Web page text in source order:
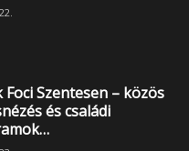
Foci Szentesen – közös
és családi